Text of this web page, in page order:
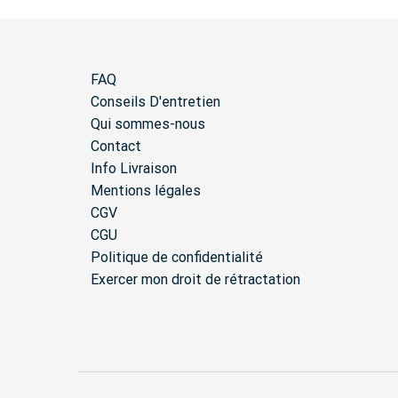
FAQ
Conseils D'entretien
Qui sommes-nous
Contact
Info Livraison
Mentions légales
CGV
CGU
Politique de confidentialité
Exercer mon droit de rétractation